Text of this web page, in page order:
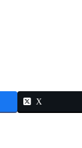
X